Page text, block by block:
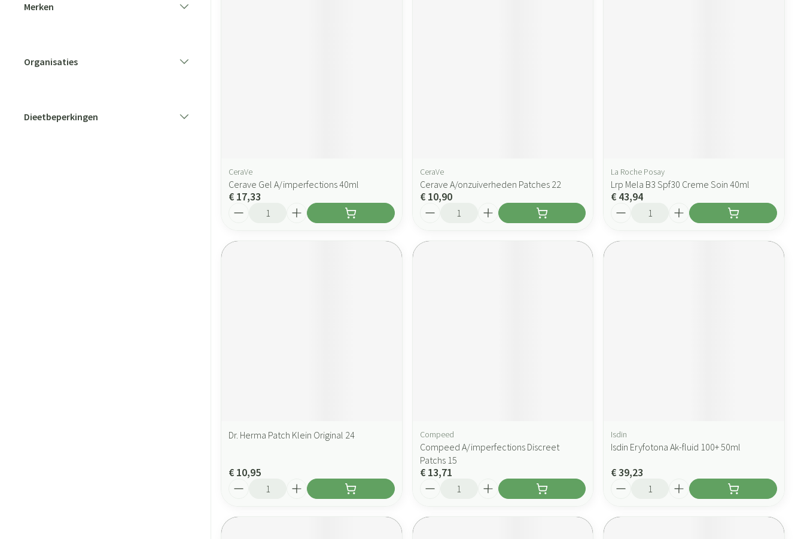
Merken
Organisaties
Dieetbeperkingen
CeraVe
Cerave Gel A/imperfections 40ml
€ 17,33
CeraVe
Cerave A/onzuiverheden Patches 22
€ 10,90
La Roche Posay
Lrp Mela B3 Spf30 Creme Soin 40ml
€ 43,94
Dr. Herma Patch Klein Original 24
€ 10,95
Compeed
Compeed A/imperfections Discreet
Patchs 15
€ 13,71
Isdin
Isdin Eryfotona Ak-fluid 100+ 50ml
€ 39,23